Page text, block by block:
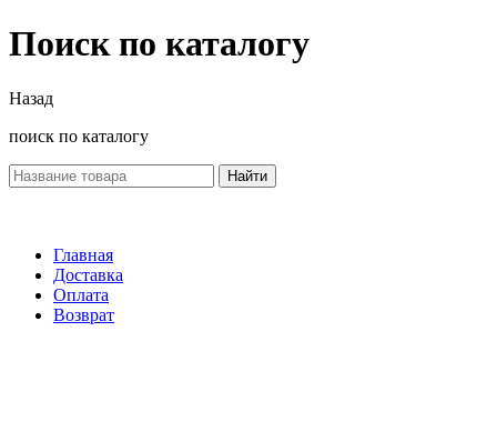
Поиск по каталогу
Назад
поиск по каталогу
Найти
Главная
Доставка
Оплата
Возврат